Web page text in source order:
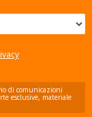
di comunicazioni
esclusive, materiale